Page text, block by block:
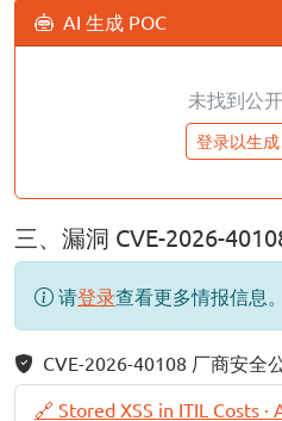
AI 生成 POC
未找到公开
登录以生成
三、漏洞 CVE-2026-
请登录查看更多情报信息。
CVE-2026-40108 厂商安全
🔗 Stored XSS in ITIL Costs